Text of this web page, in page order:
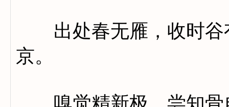
出处春无雁，收时谷
京。